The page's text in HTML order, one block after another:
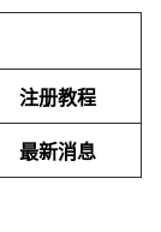
注册教程
最新消息